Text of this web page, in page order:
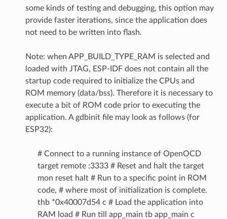
some kinds of testing and debugging, this option may
provide faster iterations, since the application does
not need to be written into flash.
Note: when APP_BUILD_TYPE_RAM is selected and
loaded with JTAG, ESP-IDF does not contain all the
startup code required to initialize the CPUs and
ROM memory (data/bss). Therefore it is necessary to
execute a bit of ROM code prior to executing the
application. A gdbinit file may look as follows (for
ESP32):
# Connect to a running instance of OpenOCD
target remote :3333 # Reset and halt the target
mon reset halt # Run to a specific point in ROM
code, # where most of initialization is complete.
thb *0x40007d54 c # Load the application into
RAM load # Run till app_main tb app_main c